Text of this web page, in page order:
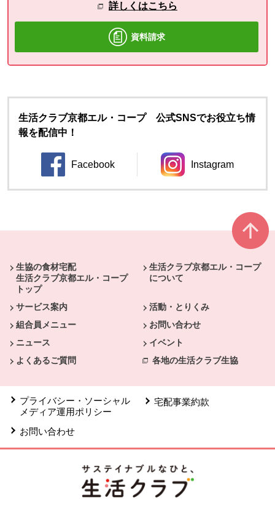
詳しくはこちら
資料請求
生活クラブ京都エル・コープ 公式SNSでお役立ち情
報を配信中！
Facebook
別のウィンドウで開きます。
Instagram
別のウィンドウ
生協の食材宅配
生活クラブ京都エル・コープ
トップ
生活クラブ京都エル・コープ
について
サービス案内
活動・とりくみ
組合員メニュー
お問い合わせ
ニュース
イベント
よくあるご質問
各地の生活クラブ生協
プライバシー・ソーシャル
メディア運用ポリシー
宅配事業約款
お問い合わせ